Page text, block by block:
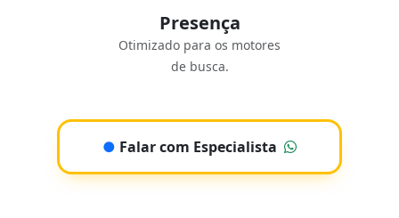
Presença
Otimizado para os motores
de busca.
● Falar com Especialista